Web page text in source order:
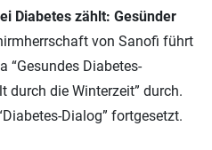
Diabetes zählt: Gesünder
von Sanofi führt
“Gesundes Diabetes-
durch die Winterzeit” durch.
Dialog” fortgesetzt.